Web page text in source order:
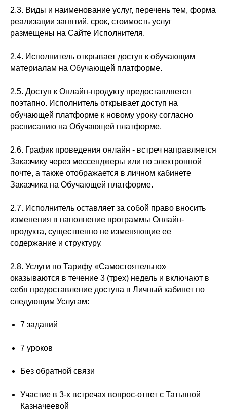
2.3. Виды и наименование услуг, перечень тем, форма
реализации занятий, срок, стоимость услуг
размещены на Сайте Исполнителя.
2.4. Исполнитель открывает доступ к обучающим
материалам на Обучающей платформе.
2.5. Доступ к Онлайн-продукту предоставляется
поэтапно. Исполнитель открывает доступ на
обучающей платформе к новому уроку согласно
расписанию на Обучающей платформе.
2.6. График проведения онлайн - встреч направляется
Заказчику через мессенджеры или по электронной
почте, а также отображается в личном кабинете
Заказчика на Обучающей платформе.
2.7. Исполнитель оставляет за собой право вносить
изменения в наполнение программы Онлайн-
продукта, существенно не изменяющие ее
содержание и структуру.
2.8. Услуги по Тарифу «Самостоятельно»
оказываются в течение 3 (трех) недель и включают в
себя предоставление доступа в Личный кабинет по
следующим Услугам:
7 заданий
7 уроков
Без обратной связи
Участие в 3-х встречах вопрос-ответ с Татьяной
Казначеевой